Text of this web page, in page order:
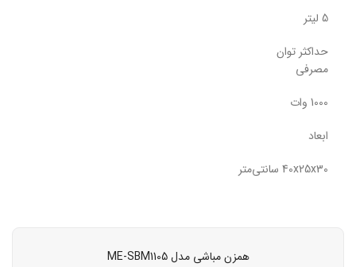
5 لیتر
حداکثر توان
مصرفی
1000 وات
ابعاد
40x25x30 سانتی‌متر
همزن مباشی مدل ME-SBM1105